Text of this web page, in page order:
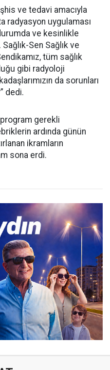
ve tedavi amacıyla
radyasyon uygulaması
ve kesinlikle
Sağlık-Sen Sağlık ve
tüm sağlık
gibi radyoloji
da sorunları
dedi.
gerekli
ardında günün
ikramların
sona erdi.